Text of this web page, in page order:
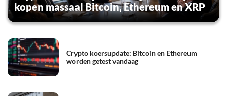
kopen massaal Bitcoin, Ethereum en XRP
Crypto koersupdate: Bitcoin en Ethereum
worden getest vandaag